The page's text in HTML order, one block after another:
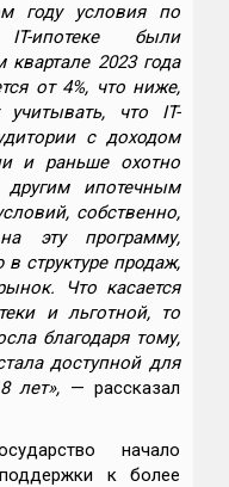
году условия по
ипотеке были
2023 года
от 4%, что ниже,
что IT-
с доходом
и раньше охотно
ипотечным
собственно,
эту программу,
структуре продаж,
Что касается
и льготной, то
благодаря тому,
доступной для
лет», — рассказал
начало
к более